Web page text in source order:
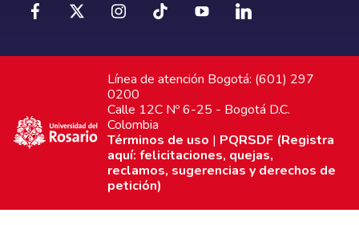
Línea de atención Bogotá: (601) 297
0200
Calle 12C Nº 6-25 - Bogotá D.C.
Colombia
Términos de uso | PQRSDF (Registra
aquí: felicitaciones, quejas,
reclamos, sugerencias y derechos de
petición)